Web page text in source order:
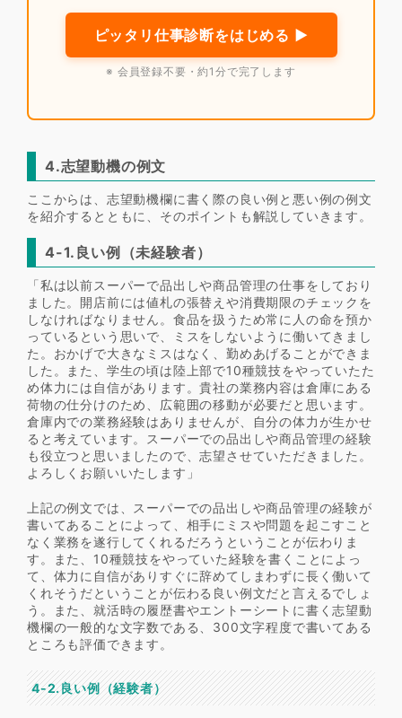
ピッタリ仕事診断をはじめる ▶
※ 会員登録不要・約1分で完了します
4.志望動機の例文
ここからは、志望動機欄に書く際の良い例と悪い例の例文
を紹介するとともに、そのポイントも解説していきます。
4-1.良い例（未経験者）
「私は以前スーパーで品出しや商品管理の仕事をしており
ました。開店前には値札の張替えや消費期限のチェックを
しなければなりません。食品を扱うため常に人の命を預か
っているという思いで、ミスをしないように働いてきまし
た。おかげで大きなミスはなく、勤めあげることができま
した。また、学生の頃は陸上部で10種競技をやっていたた
め体力には自信があります。貴社の業務内容は倉庫にある
荷物の仕分けのため、広範囲の移動が必要だと思います。
倉庫内での業務経験はありませんが、自分の体力が生かせ
ると考えています。スーパーでの品出しや商品管理の経験
も役立つと思いましたので、志望させていただきました。
よろしくお願いいたします」
上記の例文では、スーパーでの品出しや商品管理の経験が
書いてあることによって、相手にミスや問題を起こすこと
なく業務を遂行してくれるだろうということが伝わりま
す。また、10種競技をやっていた経験を書くことによっ
て、体力に自信がありすぐに辞めてしまわずに長く働いて
くれそうだということが伝わる良い例文だと言えるでしょ
う。また、就活時の履歴書やエントーシートに書く志望動
機欄の一般的な文字数である、300文字程度で書いてある
ところも評価できます。
4-2.良い例（経験者）